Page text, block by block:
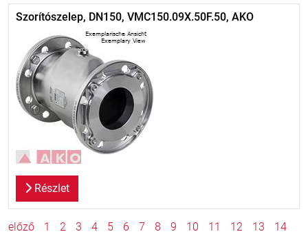
Szorítószelep, DN150, VMC150.09X.50F.50, AKO
Részlet
előző 1 2 3 4 5 6 7 8 9 10 11 12 13
14